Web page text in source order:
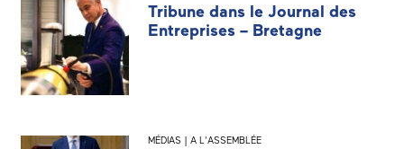
Tribune dans le Journal des
Entreprises – Bretagne
MÉDIAS | A L'ASSEMBLÉE